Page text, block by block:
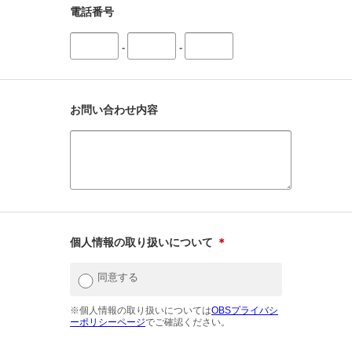
電話番号
- -
お問い合わせ内容
個人情報の取り扱いについて ＊
同意する
※個人情報の取り扱いについてはOBSプライバシ
ーポリシーページでご確認ください。